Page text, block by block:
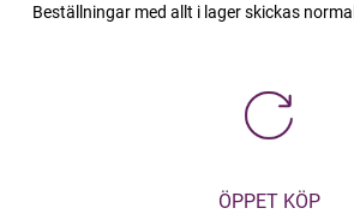
Beställningar med allt i lager skickas
ÖPPET KÖP